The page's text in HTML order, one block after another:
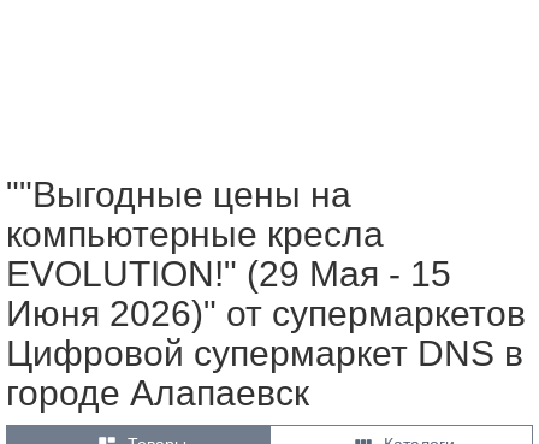
""Выгодные цены на
компьютерные кресла
EVOLUTION!" (29 Мая - 15
Июня 2026)" от супермаркетов
Цифровой супермаркет DNS в
городе Алапаевск